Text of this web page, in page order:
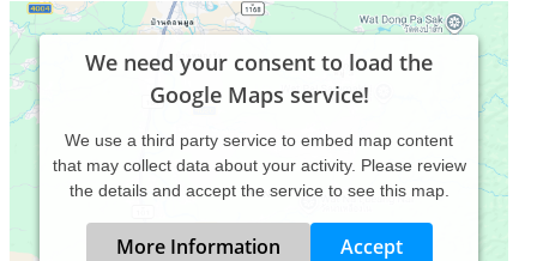
We need your consent to load the
Google Maps service!
We use a third party service to embed map content
that may collect data about your activity. Please review
the details and accept the service to see this map.
More Information Accept